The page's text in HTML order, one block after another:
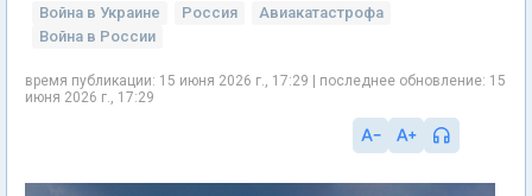
Война в Украине Россия
Авиакатастрофа
Война в России
время публикации: 15 июня 2026 г., 17:29 | последнее обновление: 15
июня 2026 г., 17:29